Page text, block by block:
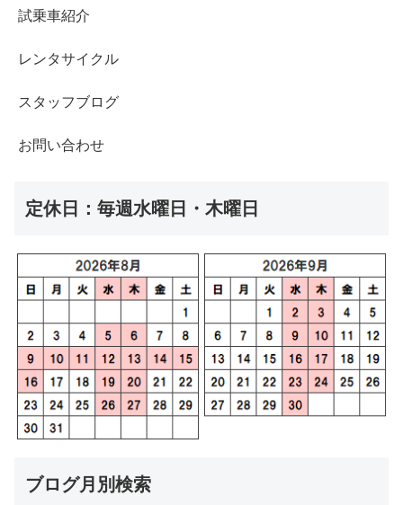
試乗車紹介
レンタサイクル
スタッフブログ
お問い合わせ
定休日：毎週水曜日・木曜日
ブログ月別検索